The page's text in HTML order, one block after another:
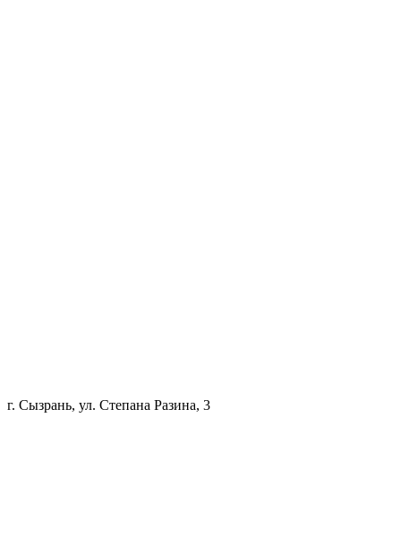
г. Сызрань, ул. Степана Разина, 3